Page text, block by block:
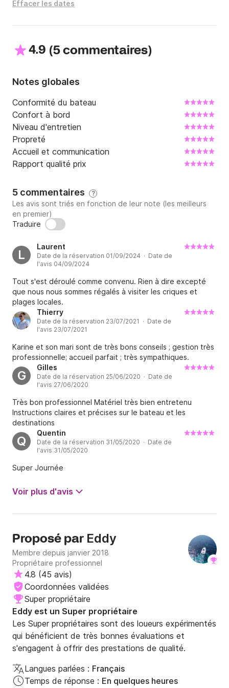
A bientôt !
Effacer les dates
4.9 (5 commentaires)
Notes globales
Conformité du bateau
Confort à bord
Niveau d'entretien
Propreté
Accueil et communication
Rapport qualité prix
5 commentaires ?
Les avis sont triés en fonction de leur note (les meilleurs
en premier)
Traduire
L
Laurent
Date de la réservation 01/09/2024 · Date de
l'avis 04/09/2024
Tout s'est déroulé comme convenu. Rien à dire excepté
que nous nous sommes régalés à visiter les criques et
plages locales.
Thierry
Date de la réservation 23/07/2021 · Date de
l'avis 23/07/2021
Karine et son mari sont de très bons conseils ; gestion très
professionnelle; accueil parfait ; très sympathiques.
G
Gilles
Date de la réservation 25/06/2020 · Date de
l'avis 27/06/2020
Très bon professionnel Matériel très bien entretenu
Instructions claires et précises sur le bateau et les
destinations
Q
Quentin
Date de la réservation 31/05/2020 · Date de
l'avis 31/05/2020
Super Journée
Voir plus d'avis
Proposé par Eddy
Membre depuis janvier 2018
Propriétaire professionnel
4.8 (45 avis)
Coordonnées validées
Super propriétaire
Eddy est un Super propriétaire
Les Super propriétaires sont des loueurs expérimentés
qui bénéficient de très bonnes évaluations et
s'engagent à offrir des prestations de qualité.
Langues parlées : Français
Temps de réponse : En quelques heures